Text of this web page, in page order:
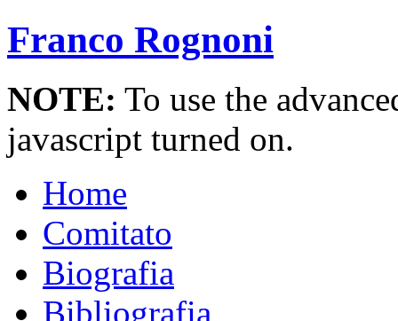
Franco Rognoni
NOTE: To use the
javascript turned on.
Home
Comitato
Biografia
Bibliografia